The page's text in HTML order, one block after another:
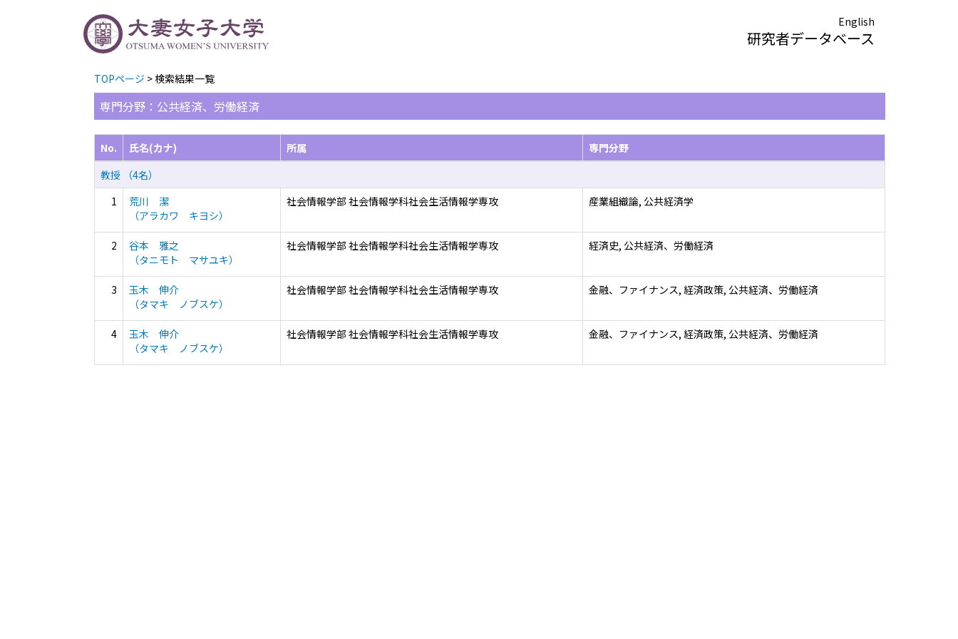
English
研究者データベース
TOPページ > 検索結果一覧
専門分野：公共経済、労働経済
No. 氏名(カナ) 所属
専門分野
教授 （4名）
1
荒川 潔
（アラカワ キヨシ）
社会情報学部 社会情報学科社会生活情報学専攻 産業組織論, 公共経済学
2
谷本 雅之
（タニモト マサユキ）
社会情報学部 社会情報学科社会生活情報学専攻 経済史, 公共経済、労働経済
3
玉木 伸介
（タマキ ノブスケ）
社会情報学部 社会情報学科社会生活情報学専攻 金融、ファイナンス, 経済政策, 公共経済、労働経済
4
玉木 伸介
（タマキ ノブスケ）
社会情報学部 社会情報学科社会生活情報学専攻 金融、ファイナンス, 経済政策, 公共経済、労働経済